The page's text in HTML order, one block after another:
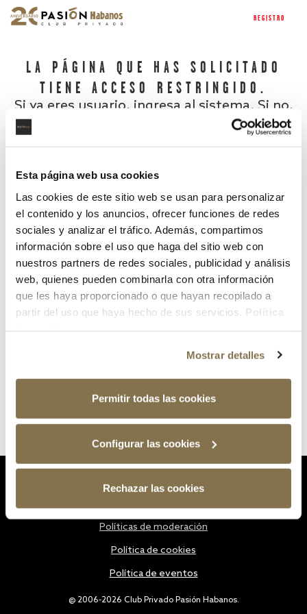
Esta página web usa cookies
Las cookies de este sitio web se usan para personalizar
el contenido y los anuncios, ofrecer funciones de redes
sociales y analizar el tráfico. Además, compartimos
información sobre el uso que haga del sitio web con
nuestros partners de redes sociales, publicidad y análisis
web, quienes pueden combinarla con otra información
que les haya proporcionado o que hayan recopilado a
partir del uso que haya hecho de sus servicios. Política
Mostrar detalles
Permitir todas las cookies
Configurar las cookies
Rechazar las cookies
REGISTRO
LA PÁGINA QUE HAS SOLICITADO
TIENE ACCESO RESTRINGIDO.
Si ya eres usuario, ingresa al sistema. Si no,
¿Has olvidado tu contraseña?
@ 2006-2026 Club Privado Pasión Habanos.
Políticas de moderación
Política de cookies
Política de eventos